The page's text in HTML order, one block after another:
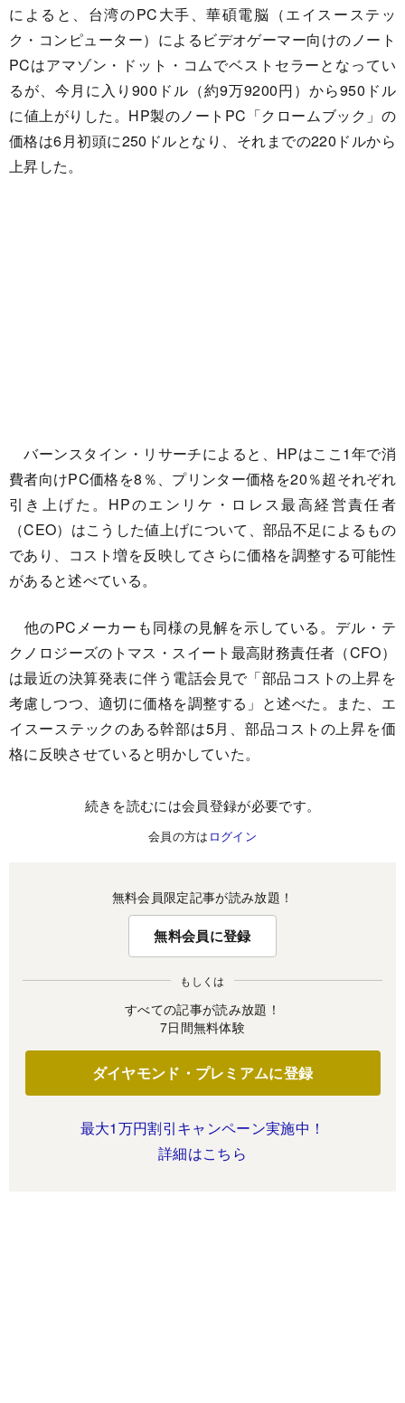
によると、台湾のPC大手、華碩電脳（エイスーステッ
ク・コンピューター）によるビデオゲーマー向けのノート
PCはアマゾン・ドット・コムでベストセラーとなってい
るが、今月に入り900ドル（約9万9200円）から950ドル
に値上がりした。HP製のノートPC「クロームブック」の
価格は6月初頭に250ドルとなり、それまでの220ドルから
上昇した。
バーンスタイン・リサーチによると、HPはここ1年で消
費者向けPC価格を8％、プリンター価格を20％超それぞれ
引き上げた。HPのエンリケ・ロレス最高経営責任者
（CEO）はこうした値上げについて、部品不足によるもの
であり、コスト増を反映してさらに価格を調整する可能性
があると述べている。
他のPCメーカーも同様の見解を示している。デル・テ
クノロジーズのトマス・スイート最高財務責任者（CFO）
は最近の決算発表に伴う電話会見で「部品コストの上昇を
考慮しつつ、適切に価格を調整する」と述べた。また、エ
イスーステックのある幹部は5月、部品コストの上昇を価
格に反映させていると明かしていた。
続きを読むには会員登録が必要です。
会員の方は ログイン
無料会員限定記事が読み放題！
無料会員に登録
もしくは
すべての記事が読み放題！
7日間無料体験
ダイヤモンド・プレミアムに登録
最大1万円割引キャンペーン実施中！
詳細はこちら